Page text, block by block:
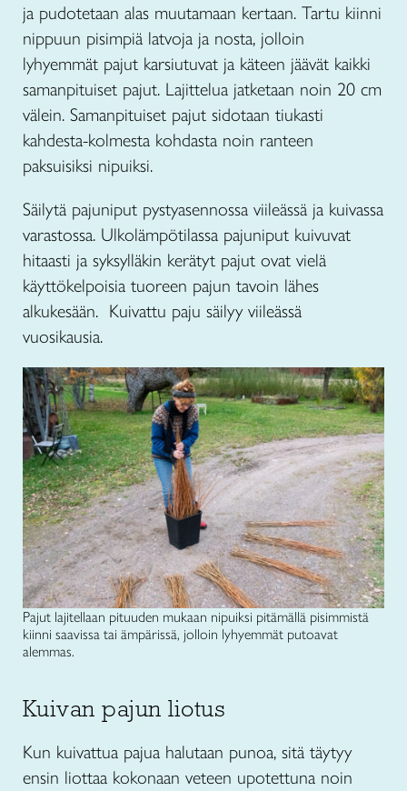
ja pudotetaan alas muutamaan kertaan. Tartu kiinni
nippuun pisimpiä latvoja ja nosta, jolloin
lyhyemmät pajut karsiutuvat ja käteen jäävät kaikki
samanpituiset pajut. Lajittelua jatketaan noin 20 cm
välein. Samanpituiset pajut sidotaan tiukasti
kahdesta-kolmesta kohdasta noin ranteen
paksuisiksi nipuiksi.
Säilytä pajuniput pystyasennossa viileässä ja kuivassa
varastossa. Ulkolämpötilassa pajuniput kuivuvat
hitaasti ja syksylläkin kerätyt pajut ovat vielä
käyttökelpoisia tuoreen pajun tavoin lähes
alkukesään. Kuivattu paju säilyy viileässä
vuosikausia.
Pajut lajitellaan pituuden mukaan nipuiksi pitämällä pisimmistä
kiinni saavissa tai ämpärissä, jolloin lyhyemmät putoavat
alemmas.
Kuivan pajun liotus
Kun kuivattua pajua halutaan punoa, sitä täytyy
ensin liottaa kokonaan veteen upotettuna noin